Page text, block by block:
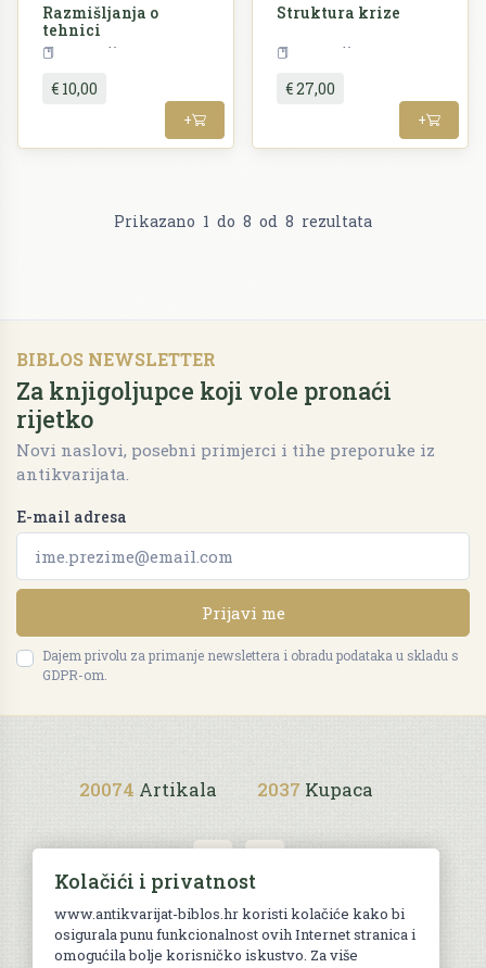
Razmišljanja o
tehnici
€ 10,00
+
Struktura krize
€ 27,00
+
Prikazano 1 do 8 od 8 rezultata
BIBLOS NEWSLETTER
Za knjigoljupce koji vole pronaći
rijetko
Novi naslovi, posebni primjerci i tihe preporuke iz
antikvarijata.
E-mail adresa
Prijavi me
Dajem privolu za primanje newslettera i obradu podataka u skladu s
GDPR-om.
20074 Artikala 2037 Kupaca
Uvjeti kupnje
Kolačići i privatnost
www.antikvarijat-biblos.hr koristi kolačiće kako bi
osigurala punu funkcionalnost ovih Internet stranica i
omogućila bolje korisničko iskustvo. Za više